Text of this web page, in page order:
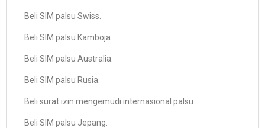
Beli SIM palsu Swiss.
Beli SIM palsu Kamboja.
Beli SIM palsu Australia.
Beli SIM palsu Rusia.
Beli surat izin mengemudi internasional palsu.
Beli SIM palsu Jepang.